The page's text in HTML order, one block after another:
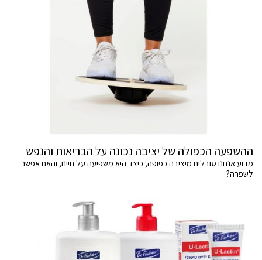
ההשפעה הכפולה של יציבה נכונה על הבריאות והנפש
מדוע אנחנו סובלים מיציבה כפופה, כיצד היא משפיעה על חיינו, והאם אפשר
לשפרה?